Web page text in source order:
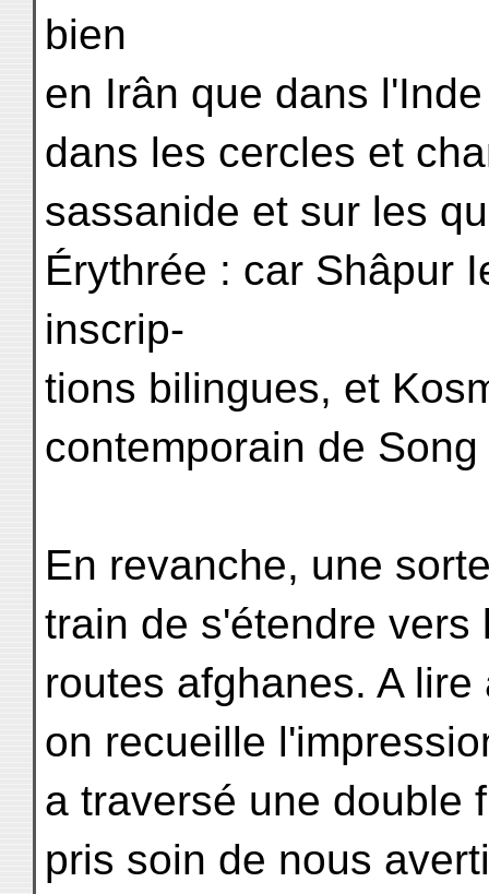
bien
en Irân que dans
dans les cercles et
sassanide et sur les
Érythrée : car Shâpur
inscrip-
tions bilingues, et
contemporain de Song
En revanche, une
train de s'étendre vers
routes afghanes. A
on recueille
a traversé une double
pris soin de nous